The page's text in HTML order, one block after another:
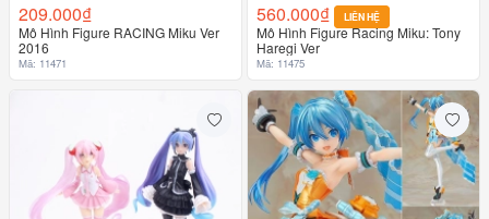
209.000₫
Mô Hình Figure RACING Miku Ver
2016
Mã: 11471
560.000₫ LIÊN HỆ
Mô Hình Figure Racing Miku: Tony
Haregi Ver
Mã: 11475